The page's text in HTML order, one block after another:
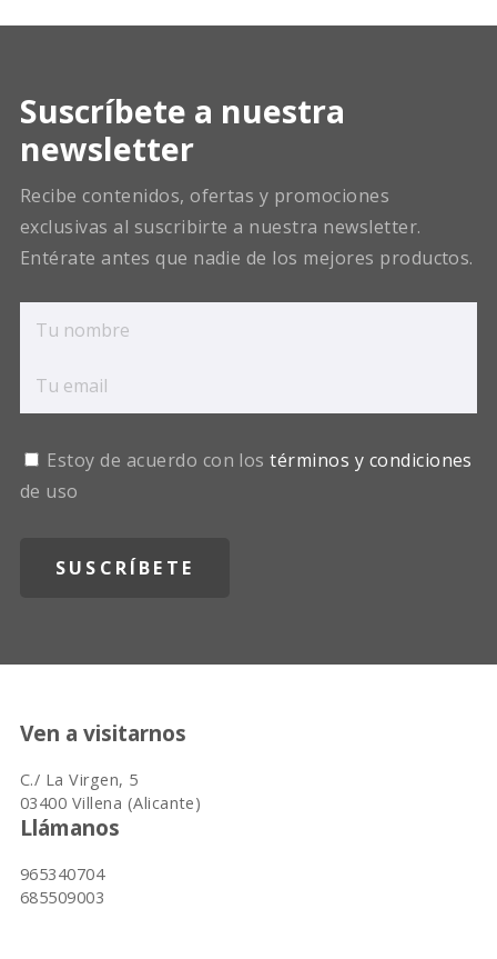
Suscríbete a nuestra
newsletter
Recibe contenidos, ofertas y promociones
exclusivas al suscribirte a nuestra newsletter.
Entérate antes que nadie de los mejores productos.
Estoy de acuerdo con lostérminos y condiciones
de uso
Ven a visitarnos
C./ La Virgen, 5
03400 Villena (Alicante)
Llámanos
965340704
685509003